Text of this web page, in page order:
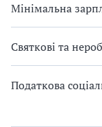
Мінімальна
Святкові та
Податкова